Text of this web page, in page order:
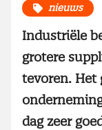
nieuws
Industriële
grotere
tevoren. Het
dag zeer